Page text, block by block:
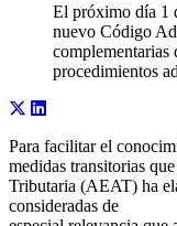
El próximo día 1
nuevo Código
complementarias
procedimientos
Para facilitar el
medidas transitorias
Tributaria (AEAT) ha
consideradas de